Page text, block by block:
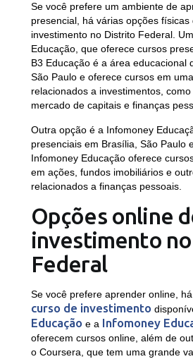
Se você prefere um ambiente de
presencial, há várias opções físicas
investimento no Distrito Federal.
Educação, que oferece cursos
B3 Educação é a área educacional
São Paulo e oferece cursos em
relacionados a investimentos, como
mercado de capitais e finanças
Outra opção é a Infomoney
presenciais em Brasília, São Paulo
Infomoney Educação oferece
em ações, fundos imobiliários e
relacionados a finanças pessoais.
Opções online
investimento
Federal
Se você prefere aprender online,
curso de investimento
Educação e a Infomoney
oferecem cursos online, além de
o Coursera, que tem uma grande